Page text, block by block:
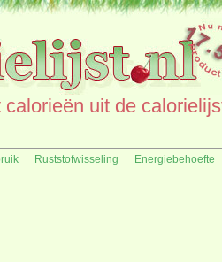
uit de
Ruststofwisseling Energiebehoefte